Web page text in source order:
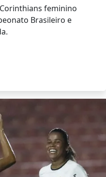
feminino
Brasileiro e